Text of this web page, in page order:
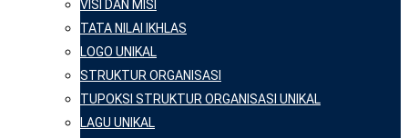
VISI DAN MISI
TATA NILAI IKHLAS
LOGO UNIKAL
STRUKTUR ORGANISASI
TUPOKSI STRUKTUR ORGANISASI UNIKAL
LAGU UNIKAL